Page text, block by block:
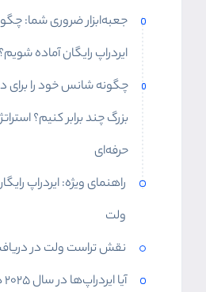
جعبه‌ابزار ضروری شما:
ایردراپ رایگان آماده شویم؟
چگونه شانس خود را برای
بزرگ چند برابر کنیم؟
حرفه‌ای
راهنمای ویژه: ایردراپ
ولت
نقش تراست ولت در